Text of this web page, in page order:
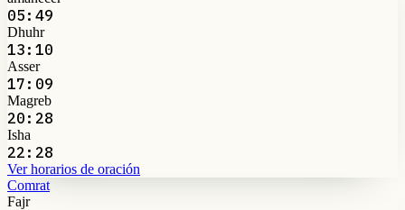
05:49
Dhuhr
13:10
Asser
17:09
Magreb
20:28
Isha
22:28
Ver horarios de oración
Comrat
Fajr